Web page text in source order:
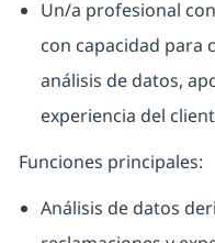
Un/a profesional
con capacidad para
análisis de datos,
experiencia del
Funciones principales:
Análisis de datos